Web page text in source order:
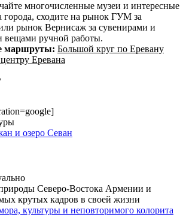
многочисленные музеи и интересные
города, сходите на рынок ГУМ за
рынок Вернисаж за сувенирами и
вещами ручной работы.
маршруты: Большой круг по Еревану
Еревана
и озеро Севан
Северо-Востока Армении и
крутых кадров в своей жизни
культуры и неповторимого колорита